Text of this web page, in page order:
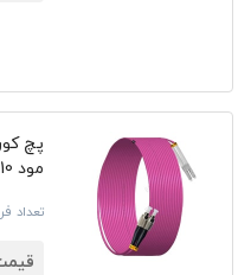
مود 10 متری OM4
تعداد